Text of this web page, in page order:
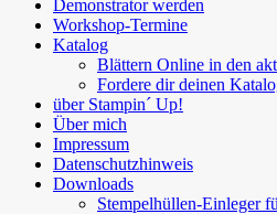
Demonstrator werden
Workshop-Termine
Katalog
Blättern Online in den
Fordere dir deinen
über Stampin´ Up!
Über mich
Impressum
Datenschutzhinweis
Downloads
Stempelhüllen-Einleger